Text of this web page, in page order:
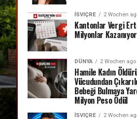
İSVIÇRE 2 Wochen
Kantonlar Vergi
Milyonlar Kazanıyor
DÜNYA 2 Wochen ago
Hamile Kadın
Vücudundan
Bebeği Bulmaya
Milyon Peso Ödül
İSVIÇRE 2 Wochen